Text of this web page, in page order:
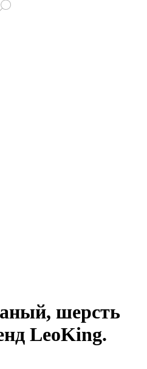
шерсть
LeoKing.